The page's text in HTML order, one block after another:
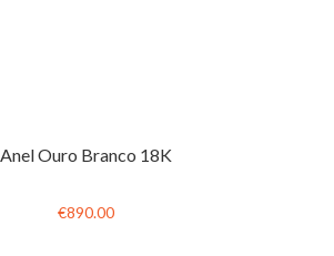
Anel Ouro Branco 18K
€890.00